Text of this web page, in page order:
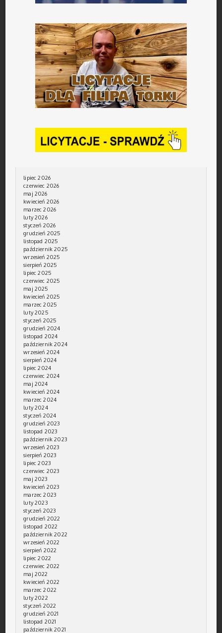
lipiec 2026
czerwiec 2026
maj 2026
kwiecień 2026
marzec 2026
luty 2026
styczeń 2026
grudzień 2025
listopad 2025
październik 2025
wrzesień 2025
sierpień 2025
lipiec 2025
czerwiec 2025
maj 2025
kwiecień 2025
marzec 2025
luty 2025
styczeń 2025
grudzień 2024
listopad 2024
październik 2024
wrzesień 2024
sierpień 2024
lipiec 2024
czerwiec 2024
maj 2024
kwiecień 2024
marzec 2024
luty 2024
styczeń 2024
grudzień 2023
listopad 2023
październik 2023
wrzesień 2023
sierpień 2023
lipiec 2023
czerwiec 2023
maj 2023
kwiecień 2023
marzec 2023
luty 2023
styczeń 2023
grudzień 2022
listopad 2022
październik 2022
wrzesień 2022
sierpień 2022
lipiec 2022
czerwiec 2022
maj 2022
kwiecień 2022
marzec 2022
luty 2022
styczeń 2022
grudzień 2021
listopad 2021
październik 2021